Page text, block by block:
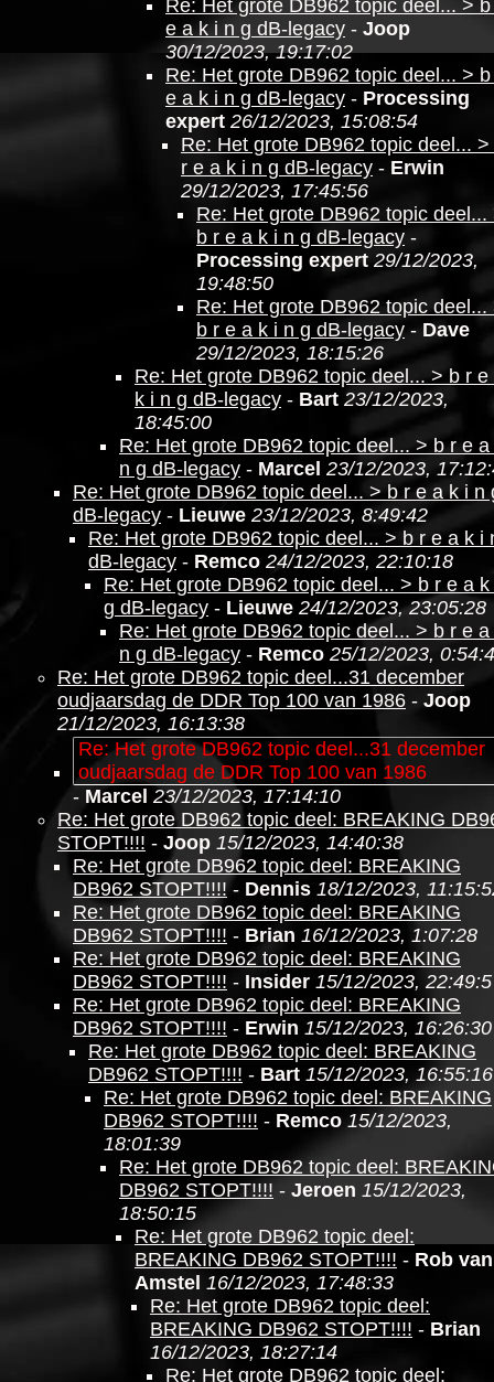
Re: Het grote DB962 topic deel... >
e a k i n g dB-legacy - Joop
30/12/2023, 19:17:02
Re: Het grote DB962 topic deel... >
e a k i n g dB-legacy - Processing
expert 26/12/2023, 15:08:54
Re: Het grote DB962 topic deel... >
r e a k i n g dB-legacy - Erwin
29/12/2023, 17:45:56
Re: Het grote DB962 topic deel...
b r e a k i n g dB-legacy -
Processing expert 29/12/2023,
19:48:50
Re: Het grote DB962 topic deel...
b r e a k i n g dB-legacy - Dave
29/12/2023, 18:15:26
Re: Het grote DB962 topic deel... > b r e
k i n g dB-legacy - Bart 23/12/2023,
18:45:00
Re: Het grote DB962 topic deel... > b r e a
n g dB-legacy - Marcel 23/12/2023,
Re: Het grote DB962 topic deel... > b r e a k i n
dB-legacy - Lieuwe 23/12/2023, 8:49:42
Re: Het grote DB962 topic deel... > b r e a k i
dB-legacy - Remco 24/12/2023, 22:10:18
Re: Het grote DB962 topic deel... > b r e a k
g dB-legacy - Lieuwe 24/12/2023, 23:05:28
Re: Het grote DB962 topic deel... > b r e a
n g dB-legacy - Remco 25/12/2023,
Re: Het grote DB962 topic deel...31 december
oudjaarsdag de DDR Top 100 van 1986 - Joop
21/12/2023, 16:13:38
Re: Het grote DB962 topic deel...31 december
oudjaarsdag de DDR Top 100 van 1986
- Marcel 23/12/2023, 17:14:10
Re: Het grote DB962 topic deel: BREAKING
STOPT!!!! - Joop 15/12/2023, 14:40:38
Re: Het grote DB962 topic deel: BREAKING
DB962 STOPT!!!!- Dennis 18/12/2023,
Re: Het grote DB962 topic deel: BREAKING
DB962 STOPT!!!! - Brian 16/12/2023, 1:07:28
Re: Het grote DB962 topic deel: BREAKING
DB962 STOPT!!!! - Insider 15/12/2023,
Re: Het grote DB962 topic deel: BREAKING
DB962 STOPT!!!! - Erwin 15/12/2023, 16:26:30
Re: Het grote DB962 topic deel: BREAKING
DB962 STOPT!!!! - Bart 15/12/2023, 16:55:16
Re: Het grote DB962 topic deel: BREAKING
DB962 STOPT!!!! - Remco 15/12/2023,
18:01:39
Re: Het grote DB962 topic deel:
DB962 STOPT!!!! - Jeroen 15/12/2023,
18:50:15
Re: Het grote DB962 topic deel:
BREAKING DB962 STOPT!!!! - Rob van
Amstel 16/12/2023, 17:48:33
Re: Het grote DB962 topic deel:
BREAKING DB962 STOPT!!!! - Brian
16/12/2023, 18:27:14
Re: Het grote DB962 topic deel: